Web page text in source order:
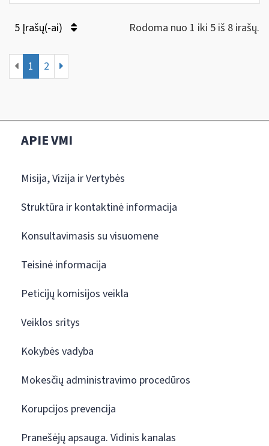
5 Įrašų(-ai) Rodoma nuo 1 iki 5 iš 8 irašų.
1 2
APIE VMI
Misija, Vizija ir Vertybės
Struktūra ir kontaktinė informacija
Konsultavimasis su visuomene
Teisinė informacija
Peticijų komisijos veikla
Veiklos sritys
Kokybės vadyba
Mokesčių administravimo procedūros
Korupcijos prevencija
Pranešėjų apsauga. Vidinis kanalas